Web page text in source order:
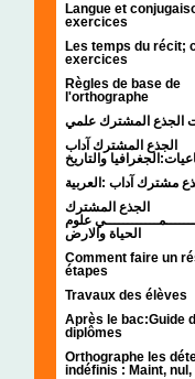
Langue et
exercices
Les temps du récit;
exercices
Règles de base de
l'orthographe
الجذع المشترك علمي
الجذع المشترك آداب
والتاريخ
مشترك آداب :العربية
الجذع المشترك
علوم
الحياة والارض
Comment faire un
étapes
Travaux des élèves
Après le bac:Guide
diplômes
Orthographe les
indéfinis : Maint,